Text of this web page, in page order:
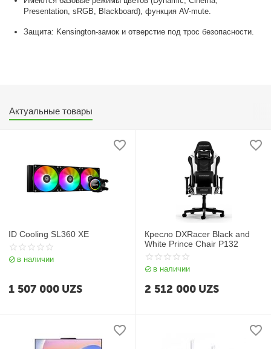
Presentation, sRGB, Blackboard), функция AV-mute.
Защита: Kensington-замок и отверстие под трос безопасности.
Актуальные товары
ID Cooling SL360 XE
в наличии
1 507 000 UZS
Кресло DXRacer Black and
White Prince Chair P132
в наличии
2 512 000 UZS